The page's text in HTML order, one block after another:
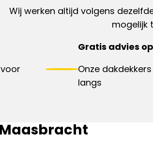
Wij werken altijd volgens
mogelijk
Gratis advies
Onze
langs